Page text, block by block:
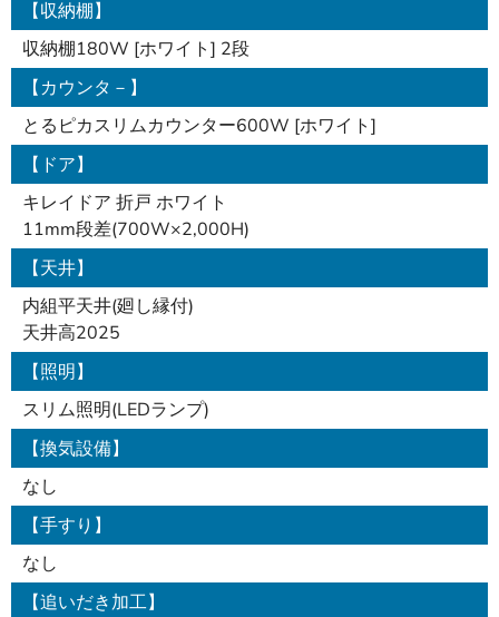
【収納棚】
収納棚180W [ホワイト] 2段
【カウンタ－】
とるピカスリムカウンター600W [ホワイト]
【ドア】
キレイドア 折戸 ホワイト
11mm段差(700W×2,000H)
【天井】
内組平天井(廻し縁付)
天井高2025
【照明】
スリム照明(LEDランプ)
【換気設備】
なし
【手すり】
なし
【追いだき加工】